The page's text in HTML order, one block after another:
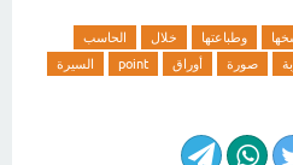
وطباعتها خلال
الحاسب
صورة أوراق point
السيرة